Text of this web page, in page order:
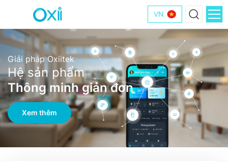
VN
Giải pháp Oxiitek
Hệ sản phẩm
Thông minh giản đơn
Xem thêm